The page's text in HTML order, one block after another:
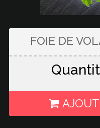
FOIE DE